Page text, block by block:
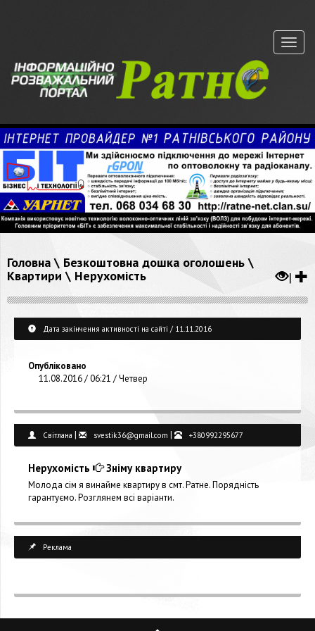
Меню
Головна\ Безкоштовна дошка оголошень\
Квартири \ Нерухомість |
Дата закінчення активності на сайті / 11.11.2016
Опубліковано
11.08.2016 / 06:21 / Четвер
Світлана | svestik36@gmail.com | +380992295677
Нерухомість Зніму квартиру
Молода сім я винайме квартиру в смт. Ратне. Порядність
гарантуємо. Розглянем всі варіанти.
Реклама